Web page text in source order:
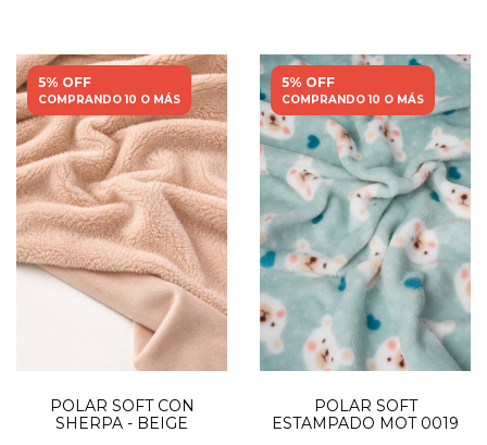
5% OFF
COMPRANDO 10 O MÁS
POLAR SOFT CON
SHERPA - BEIGE
5% OFF
COMPRANDO 10 O MÁS
POLAR SOFT
ESTAMPADO MOT 0019